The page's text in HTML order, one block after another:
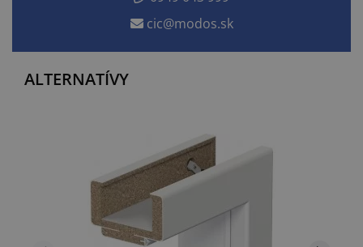
cic@modos.sk
ALTERNATÍVY